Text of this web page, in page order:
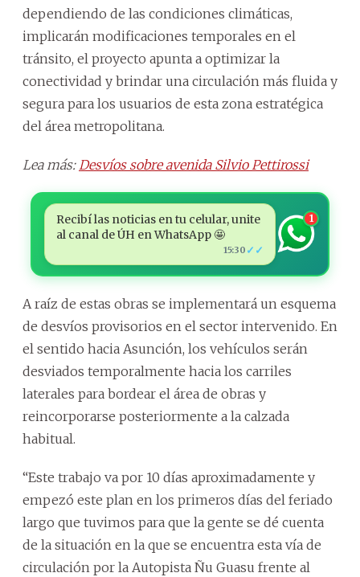
dependiendo de las condiciones climáticas,
implicarán modificaciones temporales en el
tránsito, el proyecto apunta a optimizar la
conectividad y brindar una circulación más fluida y
segura para los usuarios de esta zona estratégica
del área metropolitana.
Lea más: Desvíos sobre avenida Silvio Pettirossi
Recibí las noticias en tu celular, unite
al canal de ÚH en WhatsApp 🤩
15:30 ✓✓
1
A raíz de estas obras se implementará un esquema
de desvíos provisorios en el sector intervenido. En
el sentido hacia Asunción, los vehículos serán
desviados temporalmente hacia los carriles
laterales para bordear el área de obras y
reincorporarse posteriormente a la calzada
habitual.
“Este trabajo va por 10 días aproximadamente y
empezó este plan en los primeros días del feriado
largo que tuvimos para que la gente se dé cuenta
de la situación en la que se encuentra esta vía de
circulación por la Autopista Ñu Guasu frente al